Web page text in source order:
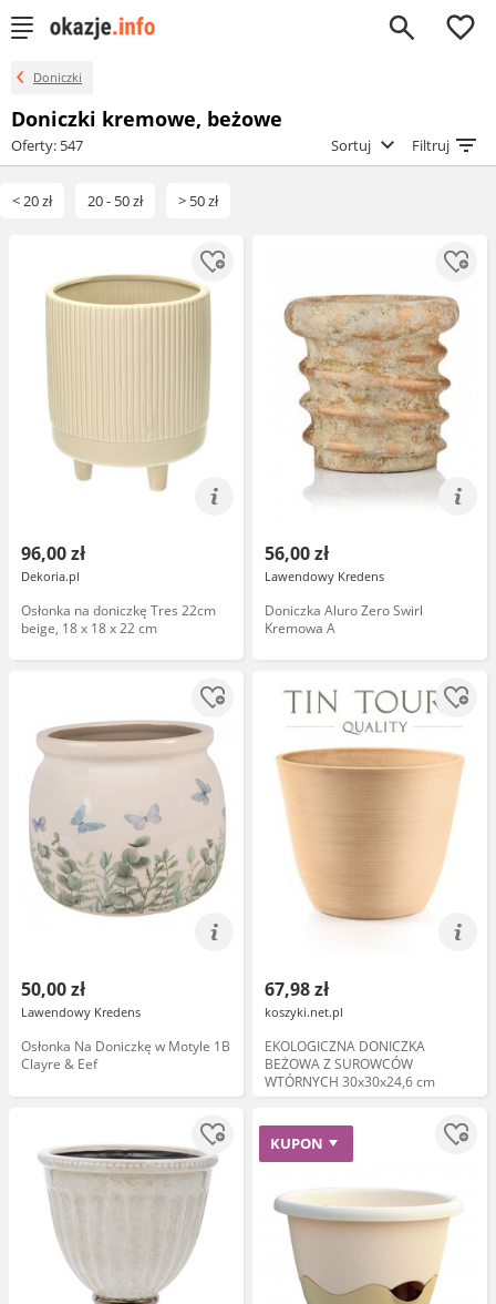
0
Doniczki
Doniczki kremowe, beżowe
Oferty: 547 Sortuj Filtruj
< 20 zł 20 - 50 zł > 50 zł
96,00 zł
Dekoria.pl
Osłonka na doniczkę Tres 22cm
beige, 18 x 18 x 22 cm
56,00 zł
Lawendowy Kredens
Doniczka Aluro Zero Swirl
Kremowa A
50,00 zł
Lawendowy Kredens
Osłonka Na Doniczkę w Motyle 1B
Clayre & Eef
67,98 zł
koszyki.net.pl
EKOLOGICZNA DONICZKA
BEŻOWA Z SUROWCÓW
WTÓRNYCH 30x30x24,6 cm
KUPON